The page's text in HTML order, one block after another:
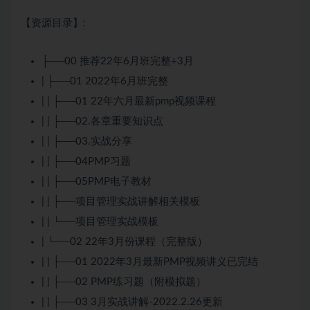
【资源目录】:
├──00 推荐22年6月班完整+3月
| ├──01 2022年6月班完整
| | ├──01 22年六月最新pmp视频课程
| | ├──02.各章重要知识点
| | ├──03.实战分享
| | ├──04PMP习题
| | ├──05PMP电子教材
| | ├──项目管理实战讲解相关模板
| | └──项目管理实战模板
| └──02 22年3月份课程（完整版）
| | ├──01 2022年3月最新PMP视频讲义已完结
| | ├──02 PMP练习题（附模拟题）
| | ├──03 3月实战讲解-2022.2.26更新